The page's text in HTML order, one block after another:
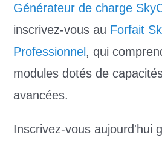
Générateur de charge
inscrivez-vous au Forfait
Professionnel , qui
modules dotés de
avancées.
Inscrivez-vous aujourd'hui